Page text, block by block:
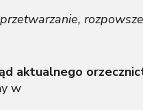
aktualnego
w